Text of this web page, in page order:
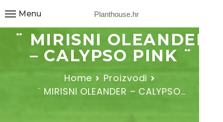
Planthouse.hr
Menu
¨ MIRISNI OLEANDER
– CALYPSO PINK ¨
Home
Proizvodi
¨ MIRISNI OLEANDER – CALYPSO…